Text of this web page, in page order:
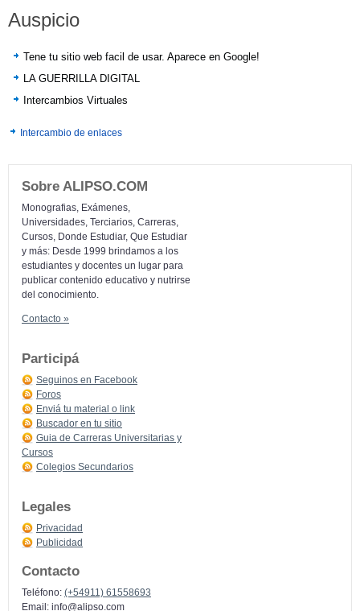
Auspicio
Tene tu sitio web facil de usar. Aparece en Google!
LA GUERRILLA DIGITAL
Intercambios Virtuales
Intercambio de enlaces
Sobre ALIPSO.COM
Monografias, Exámenes,
Universidades, Terciarios, Carreras,
Cursos, Donde Estudiar, Que Estudiar
y más: Desde 1999 brindamos a los
estudiantes y docentes un lugar para
publicar contenido educativo y nutrirse
del conocimiento.
Contacto »
Participá
Seguinos en Facebook
Foros
Enviá tu material o link
Buscador en tu sitio
Guia de Carreras Universitarias y
Cursos
Colegios Secundarios
Legales
Privacidad
Publicidad
Contacto
Teléfono: (+54911) 61558693
Email: info@alipso.com